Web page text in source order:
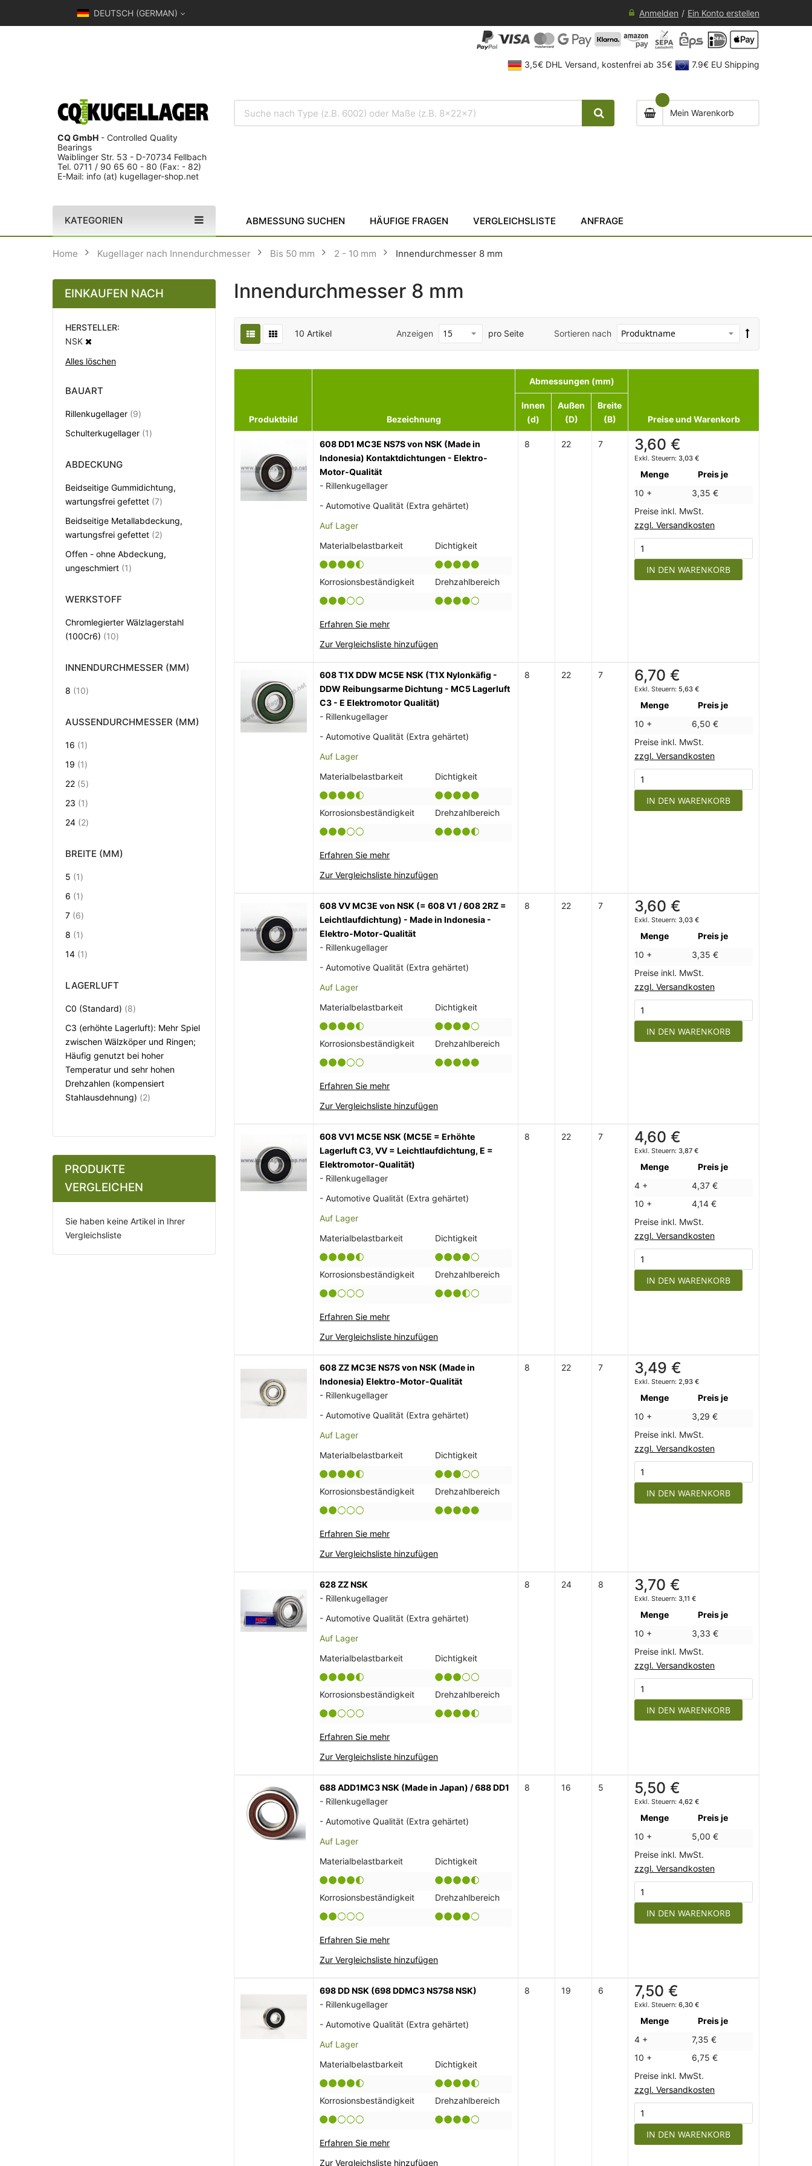
DEUTSCH (GERMAN) Anmelden Ein Konto erstellen
3,5€ DHL Versand, kostenfrei ab 35€ 7.9€ EU Shipping
CQ GmbH - Controlled Quality
Bearings
Waiblinger Str. 53 - D-70734 Fellbach
Tel. 0711 / 90 65 60 - 80 (Fax: - 82)
E-Mail: info (at) kugellager-shop.net
Mein Warenkorb
KATEGORIEN ABMESSUNG SUCHEN HÄUFIGE FRAGEN VERGLEICHSLISTE ANFRAGE
Home Kugellager nach Innendurchmesser Bis 50 mm 2 - 10 mm Innendurchmesser 8 mm
Innendurchmesser 8 mm
10 Artikel Sortieren nach
Anzeigen pro Seite
Produktbild Bezeichnung
Abmessungen (mm)
Preise und Warenkorb
Innen
(d)
Außen
(D)
Breite
(B)
608 DD1 MC3E NS7S von NSK (Made in
Indonesia) Kontaktdichtungen - Elektro-
Motor-Qualität
- Rillenkugellager
- Automotive Qualität (Extra gehärtet)
Auf Lager
Materialbelastbarkeit
Dichtigkeit
Korrosionsbeständigkeit Drehzahlbereich
Erfahren Sie mehr
Zur Vergleichsliste hinzufügen
8 22 7 3,60 €
3,03 €
Menge
Preis je
10 +
3,35 €
Preise inkl. MwSt.
zzgl. Versandkosten
IN DEN WARENKORB
608 T1X DDW MC5E NSK (T1X Nylonkäfig -
DDW Reibungsarme Dichtung - MC5 Lagerluft
C3 - E Elektromotor Qualität)
- Rillenkugellager
- Automotive Qualität (Extra gehärtet)
Auf Lager
Materialbelastbarkeit
Dichtigkeit
Korrosionsbeständigkeit Drehzahlbereich
Erfahren Sie mehr
Zur Vergleichsliste hinzufügen
8 22 7 6,70 €
5,63 €
Menge
Preis je
10 +
6,50 €
Preise inkl. MwSt.
zzgl. Versandkosten
IN DEN WARENKORB
608 VV MC3E von NSK (= 608 V1 / 608 2RZ =
Leichtlaufdichtung) - Made in Indonesia -
Elektro-Motor-Qualität
- Rillenkugellager
- Automotive Qualität (Extra gehärtet)
Auf Lager
Materialbelastbarkeit
Dichtigkeit
Korrosionsbeständigkeit Drehzahlbereich
Erfahren Sie mehr
Zur Vergleichsliste hinzufügen
8 22 7 3,60 €
3,03 €
Menge
Preis je
10 +
3,35 €
Preise inkl. MwSt.
zzgl. Versandkosten
IN DEN WARENKORB
608 VV1 MC5E NSK (MC5E = Erhöhte
Lagerluft C3, VV = Leichtlaufdichtung, E =
Elektromotor-Qualität)
- Rillenkugellager
- Automotive Qualität (Extra gehärtet)
Auf Lager
Materialbelastbarkeit
Dichtigkeit
Korrosionsbeständigkeit Drehzahlbereich
Erfahren Sie mehr
Zur Vergleichsliste hinzufügen
8 22 7 4,60 €
3,87 €
Menge
Preis je
4 +
4,37 €
10 +
4,14 €
Preise inkl. MwSt.
zzgl. Versandkosten
IN DEN WARENKORB
608 ZZ MC3E NS7S von NSK (Made in
Indonesia) Elektro-Motor-Qualität
- Rillenkugellager
- Automotive Qualität (Extra gehärtet)
Auf Lager
Materialbelastbarkeit
Dichtigkeit
Korrosionsbeständigkeit Drehzahlbereich
Erfahren Sie mehr
Zur Vergleichsliste hinzufügen
8 22 7 3,49 €
2,93 €
Menge
Preis je
10 +
3,29 €
Preise inkl. MwSt.
zzgl. Versandkosten
IN DEN WARENKORB
628 ZZ NSK
- Rillenkugellager
- Automotive Qualität (Extra gehärtet)
Auf Lager
Materialbelastbarkeit
Dichtigkeit
Korrosionsbeständigkeit Drehzahlbereich
Erfahren Sie mehr
Zur Vergleichsliste hinzufügen
8 24 8 3,70 €
3,11 €
Menge
Preis je
10 +
3,33 €
Preise inkl. MwSt.
zzgl. Versandkosten
IN DEN WARENKORB
688 ADD1MC3 NSK (Made in Japan) / 688 DD1
- Rillenkugellager
- Automotive Qualität (Extra gehärtet)
Auf Lager
Materialbelastbarkeit
Dichtigkeit
Korrosionsbeständigkeit Drehzahlbereich
Erfahren Sie mehr
Zur Vergleichsliste hinzufügen
8 16 5 5,50 €
4,62 €
Menge
Preis je
10 +
5,00 €
Preise inkl. MwSt.
zzgl. Versandkosten
IN DEN WARENKORB
698 DD NSK (698 DDMC3 NS7S8 NSK)
- Rillenkugellager
- Automotive Qualität (Extra gehärtet)
Auf Lager
Materialbelastbarkeit
Dichtigkeit
Korrosionsbeständigkeit Drehzahlbereich
Erfahren Sie mehr
Zur Vergleichsliste hinzufügen
8 19 6 7,50 €
6,30 €
Menge
Preis je
4 +
7,35 €
10 +
6,75 €
Preise inkl. MwSt.
zzgl. Versandkosten
IN DEN WARENKORB
EINKAUFEN NACH
HERSTELLER
NSK
Alles löschen
BAUART
Rillenkugellager 9Artikel
Schulterkugellager 1Artikel
ABDECKUNG
Beidseitige Gummidichtung,
wartungsfrei gefettet 7Artikel
Beidseitige Metallabdeckung,
wartungsfrei gefettet 2Artikel
Offen - ohne Abdeckung,
ungeschmiert 1Artikel
WERKSTOFF
Chromlegierter Wälzlagerstahl
(100Cr6)
10Artikel
INNENDURCHMESSER (MM)
8 10Artikel
AUSSENDURCHMESSER (MM)
16 1Artikel
19
1Artikel
22 5Artikel
23
1Artikel
24 2Artikel
BREITE (MM)
5 1Artikel
6
1Artikel
7 6Artikel
8
1Artikel
14 1Artikel
LAGERLUFT
C0 (Standard) 8Artikel
C3 (erhöhte Lagerluft): Mehr Spiel
zwischen Wälzköper und Ringen;
Häufig genutzt bei hoher
Temperatur und sehr hohen
Drehzahlen (kompensiert
Stahlausdehnung)
2Artikel
PRODUKTE
VERGLEICHEN
Sie haben keine Artikel in Ihrer
Vergleichsliste